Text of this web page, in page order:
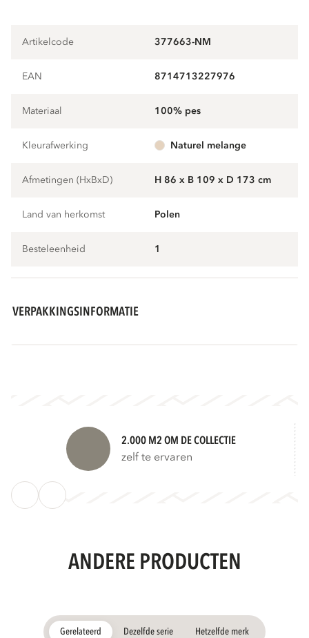
Artikelcode 377663-NM
EAN 8714713227976
Materiaal 100% pes
Kleurafwerking naturel melange
Afmetingen (HxBxD) H 86 x B 109 x D 173 cm
Land van herkomst Polen
Besteleenheid 1
VERPAKKINGSINFORMATIE
2.000 M2 OM DE COLLECTIE
zelf te ervaren
ANDERE PRODUCTEN
Gerelateerd Dezelfde serie Hetzelfde merk